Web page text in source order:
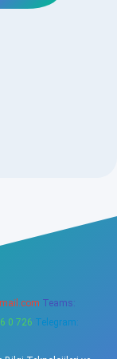
Teams:
0 726 Telegram: